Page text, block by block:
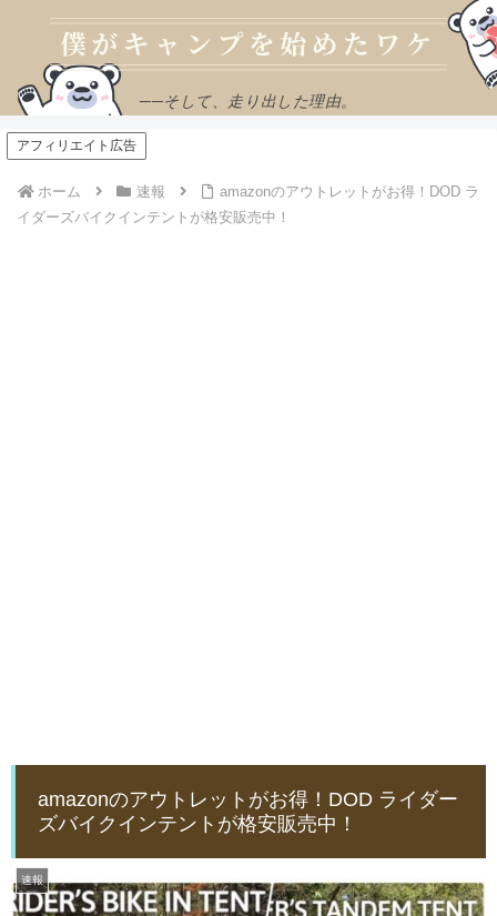
──そして、走り出した理由。
アフィリエイト広告
ホーム 速報
amazonのアウトレットがお得！DOD ラ
イダーズバイクインテントが格安販売中！
amazonのアウトレットがお得！DOD ライダー
ズバイクインテントが格安販売中！
速報